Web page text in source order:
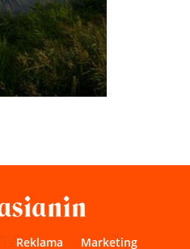
Reklama
Marketing